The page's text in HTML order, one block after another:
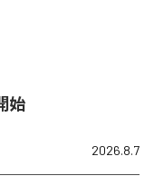
始
2026.8.7